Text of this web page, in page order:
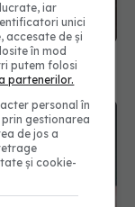
iar
unici
accesate de și
în mod
putem folosi
partenerilor.
personal în
gestionarea
de jos a
și cookie-